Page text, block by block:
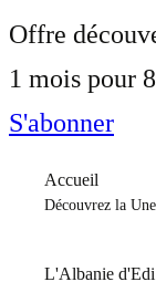
Offre
1 mois pour
S'abonner
Accueil
Découvrez la
L'Albanie d'Edi